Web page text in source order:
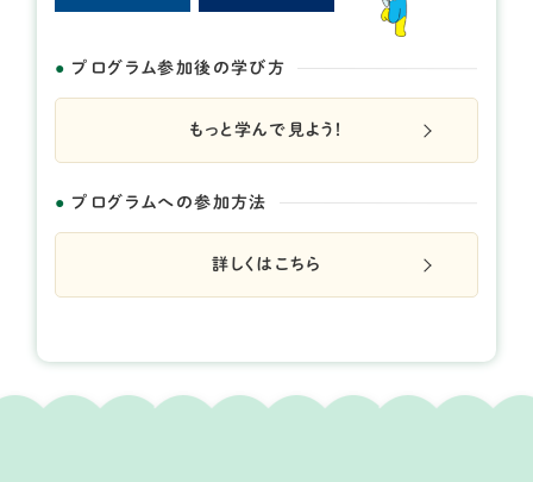
提供：岐阜大学・十六銀行地域産学連携プロジェクト く
※5月23日が大雨の場合は24日へ、10月17日は18日へ
プログラム参加後の学び方
もっと学んで見よう！
プログラムへの参加方法
詳しくはこちら